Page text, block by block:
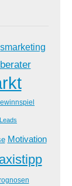
Leads
Motivation